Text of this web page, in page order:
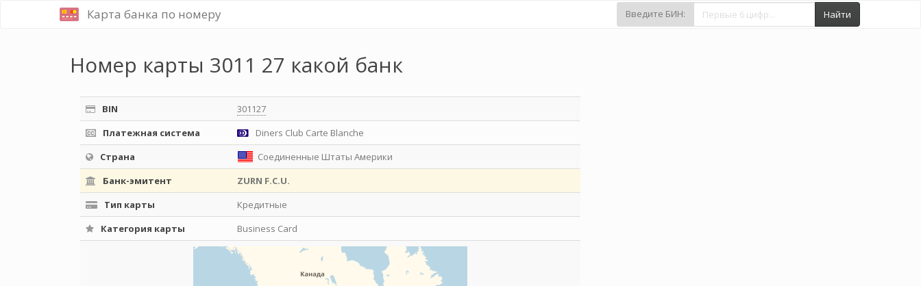
Карта банка по номеру Введите БИН: Найти
Номер карты 3011 27 какой банк
BIN
301127
Платежная система
Diners Club Carte Blanche
Страна
Соединенные Штаты Америки
Банк-эмитент
ZURN F.C.U.
Тип карты
Кредитные
Категория карты
Business Card